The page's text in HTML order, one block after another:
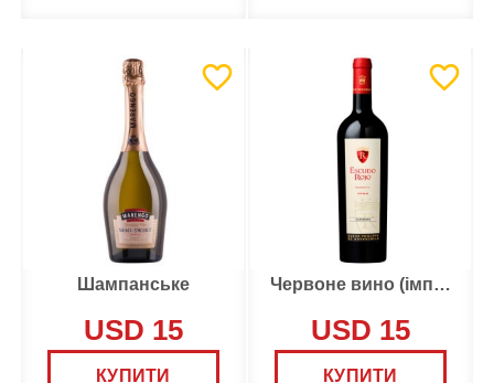
Шампанське
USD 15
КУПИТИ
Червоне вино (імпорт)
USD 15
КУПИТИ